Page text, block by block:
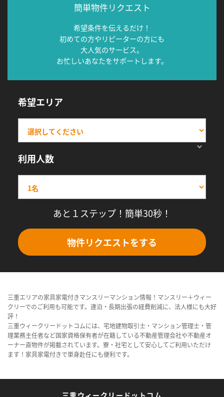
簡単物件リクエスト
希望条件を伝えるだけ！
初めての方やリピーターの方にも
大人気のサービス。
お忙しいあなたをサポートします。
希望エリア
利用人数
あと１ステップ！簡単30秒！
物件リクエストをする
三重エリアの家具家電付きマンスリーマンション情報！マンスリー＋ウィー
クリーでのご利用も可能です。連泊・長期出張の経費削減に、法人様にも大好
評！
三重ウィークリードットコムには、宅地建物取引士・マンション管理士・管
理業務主任者など国家資格保有者が在籍している不動産管理会社や不動産オ
ーナー直物件が掲載されています。寮・社宅として安心してご利用いただけ
ます！家具家電付きで単身赴任にも便利です。